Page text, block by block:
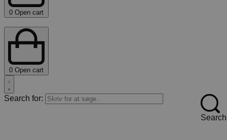
0 Open cart
0 Open cart
Search for:
Search